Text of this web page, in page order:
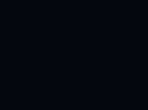
de cookies